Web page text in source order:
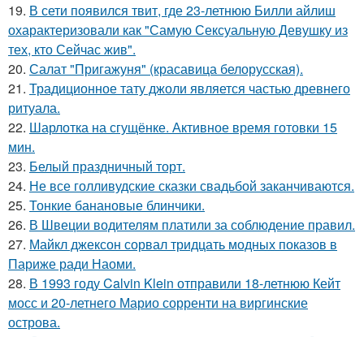
19. В сети появился твит, где 23-летнюю Билли айлиш
охарактеризовали как "Самую Сексуальную Девушку из
тех, кто Сейчас жив".
20. Салат "Пригажуня" (красавица белорусская).
21. Традиционное тату джоли является частью древнего
ритуала.
22. Шарлотка на сгущёнке. Активное время готовки 15
мин.
23. Белый праздничный торт.
24. Не все голливудские сказки свадьбой заканчиваются.
25. Тонкие банановые блинчики.
26. В Швеции водителям платили за соблюдение правил.
27. Майкл джексон сорвал тридцать модных показов в
Париже ради Наоми.
28. В 1993 году Calvin Klein отправили 18-летнюю Кейт
мосс и 20-летнего Марио сорренти на виргинские
острова.